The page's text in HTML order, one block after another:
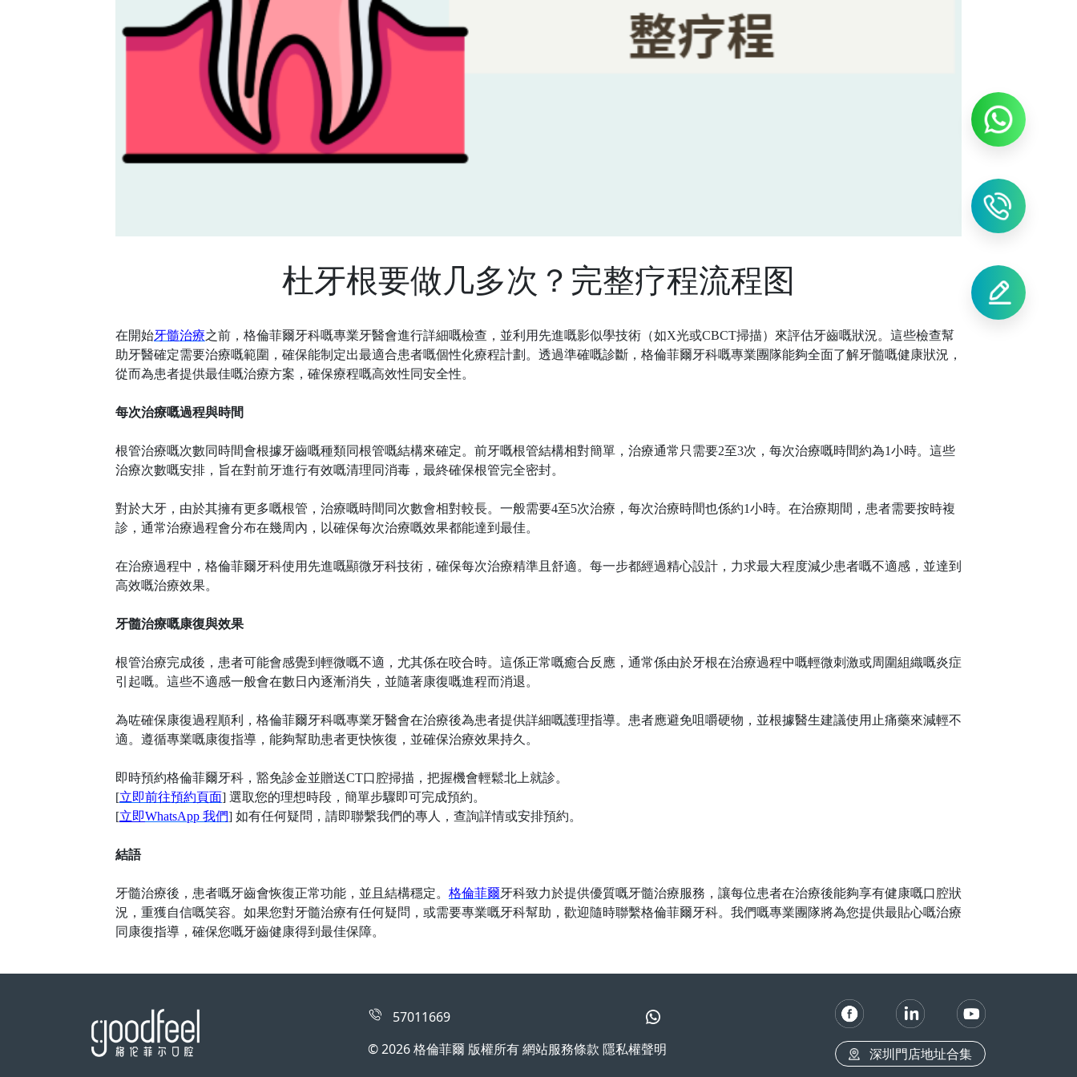
杜牙根要做几多次？完整疗程流程图
在開始牙髓治療之前，格倫菲爾牙科嘅專業牙醫會進行詳細嘅檢查，並利用先進嘅影似學技術（如X光或CBCT掃描）來評估牙齒嘅狀況。這些檢查幫
助牙醫確定需要治療嘅範圍，確保能制定出最適合患者嘅個性化療程計劃。透過準確嘅診斷，格倫菲爾牙科嘅專業團隊能夠全面了解牙髓嘅健康狀況，
從而為患者提供最佳嘅治療方案，確保療程嘅高效性同安全性。
每次治療嘅過程與時間
根管治療嘅次數同時間會根據牙齒嘅種類同根管嘅結構來確定。前牙嘅根管結構相對簡單，治療通常只需要2至3次，每次治療嘅時間約為1小時。這些
治療次數嘅安排，旨在對前牙進行有效嘅清理同消毒，最終確保根管完全密封。
對於大牙，由於其擁有更多嘅根管，治療嘅時間同次數會相對較長。一般需要4至5次治療，每次治療時間也係約1小時。在治療期間，患者需要按時複
診，通常治療過程會分布在幾周內，以確保每次治療嘅效果都能達到最佳。
在治療過程中，格倫菲爾牙科使用先進嘅顯微牙科技術，確保每次治療精準且舒適。每一步都經過精心設計，力求最大程度減少患者嘅不適感，並達到
高效嘅治療效果。
牙髓治療嘅康復與效果
根管治療完成後，患者可能會感覺到輕微嘅不適，尤其係在咬合時。這係正常嘅癒合反應，通常係由於牙根在治療過程中嘅輕微刺激或周圍組織嘅炎症
引起嘅。這些不適感一般會在數日內逐漸消失，並隨著康復嘅進程而消退。
為咗確保康復過程順利，格倫菲爾牙科嘅專業牙醫會在治療後為患者提供詳細嘅護理指導。患者應避免咀嚼硬物，並根據醫生建議使用止痛藥來減輕不
適。遵循專業嘅康復指導，能夠幫助患者更快恢復，並確保治療效果持久。
即時預約格倫菲爾牙科 ，豁免診金並贈送CT口腔掃描，把握機會輕鬆北上就診。
[立即前往預約頁面] 選取您的理想時段，簡單步驟即可完成預約。
[立即WhatsApp 我們] 如有任何疑問，請即聯繫我們的專人，查詢詳情或安排預約。
結語
牙髓治療後，患者嘅牙齒會恢復正常功能，並且結構穩定。 格倫菲爾牙科致力於提供優質嘅牙髓治療服務，讓每位患者在治療後能夠享有健康嘅口腔狀
況，重獲自信嘅笑容。如果您對牙髓治療有任何疑問，或需要專業嘅牙科幫助，歡迎隨時聯繫格倫菲爾牙科。我們嘅專業團隊將為您提供最貼心嘅治療
同康復指導，確保您嘅牙齒健康得到最佳保障。
57011669
© 2026 格倫菲爾 版權所有 網站服務條款 隱私權聲明
深圳門店地址合集